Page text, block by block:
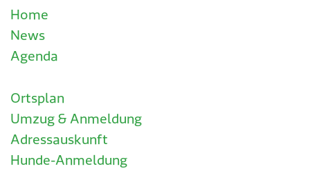
Home
News
Agenda
Ortsplan
Umzug & Anmeldung
Adressauskunft
Hunde-Anmeldung